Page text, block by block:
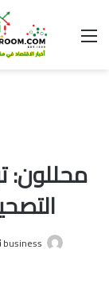
القائمة
محللون:
business